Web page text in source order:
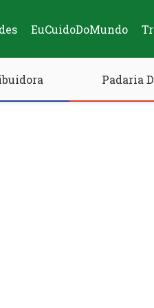
EuCuidoDoMundo
Padaria